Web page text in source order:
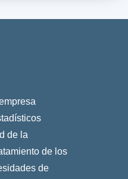
de la
de los
de